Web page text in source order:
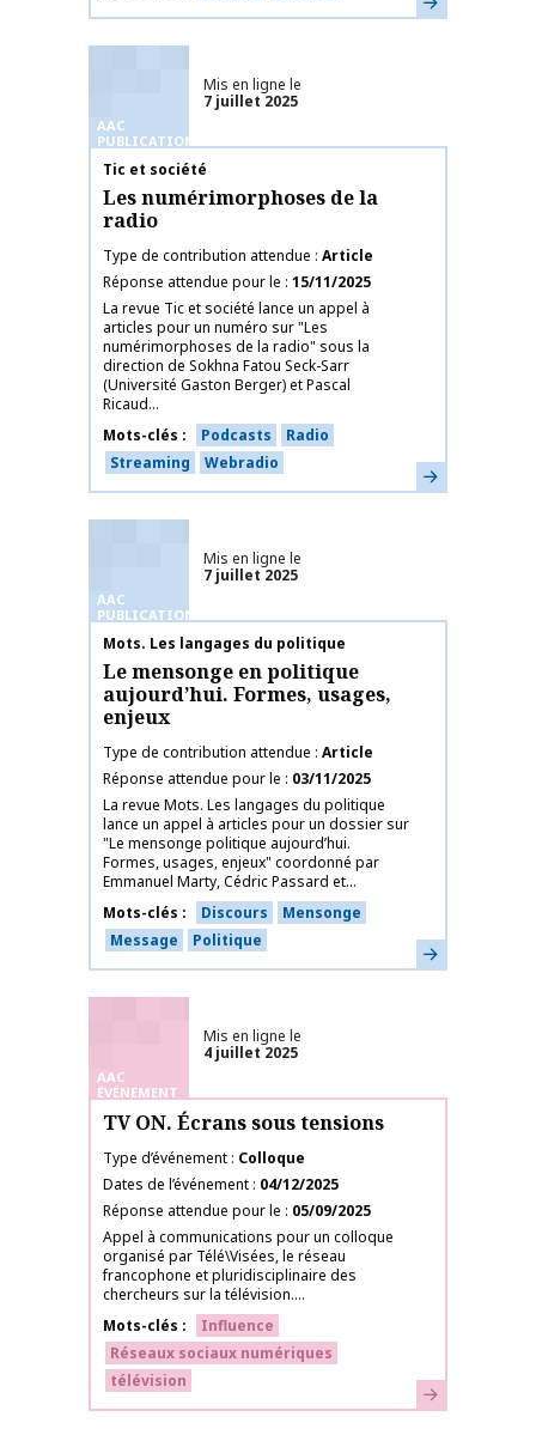
AAC
PUBLICATIONS
Mis en ligne le
7 juillet 2025
Nom de la publication
Tic et société
Les numérimorphoses de la
radio
Type de contribution attendue Article
Réponse attendue pour le 15/11/2025
La revue Tic et société lance un appel à
articles pour un numéro sur "Les
numérimorphoses de la radio" sous la
direction de Sokhna Fatou Seck-Sarr
(Université Gaston Berger) et Pascal
Ricaud...
Mots-clés
Podcasts
Radio
Streaming
Webradio En savoir plus
AAC
PUBLICATIONS
Mis en ligne le
7 juillet 2025
Nom de la publication
Mots. Les langages du politique
Le mensonge en politique
aujourd’hui. Formes, usages,
enjeux
Type de contribution attendue Article
Réponse attendue pour le
03/11/2025
La revue Mots. Les langages du politique
lance un appel à articles pour un dossier sur
"Le mensonge politique aujourd’hui.
Formes, usages, enjeux" coordonné par
Emmanuel Marty, Cédric Passard et...
Mots-clés
Discours
Mensonge
Message
Politique En savoir plus
AAC
ÉVÉNEMENT
Mis en ligne le
4 juillet 2025
TV ON. Écrans sous tensions
Type d’événement Colloque
Dates de l’événement 04/12/2025
Réponse attendue pour le
05/09/2025
Appel à communications pour un colloque
organisé par Télé\Visées, le réseau
francophone et pluridisciplinaire des
chercheurs sur la télévision....
Mots-clés
Influence
Réseaux sociaux numériques
télévision
En savoir plus